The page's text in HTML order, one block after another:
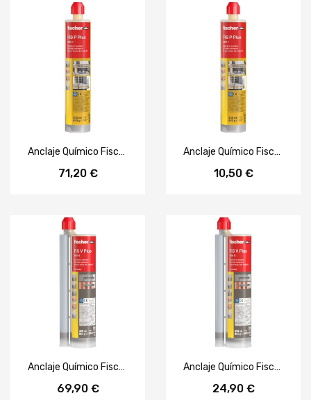
Anclaje Químico Fischer FIS P Plus 300 T — Caja 12 uds
71,20 €
Anclaje Químico Fischer FIS P Plus 300 T
10,50 €
Anclaje Químico Fischer FIS V Plus 360 S — Pack 3 uds
69,90 €
Anclaje Químico Fischer FIS V Plus 360 S
24,90 €